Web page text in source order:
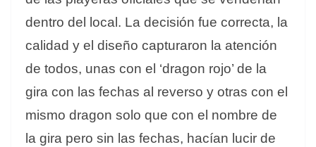
dentro del local. La decisión fue correcta, la
calidad y el diseño capturaron la atención
de todos, unas con el ‘dragon rojo’ de la
gira con las fechas al reverso y otras con el
mismo dragon solo que con el nombre de
la gira pero sin las fechas, hacían lucir de